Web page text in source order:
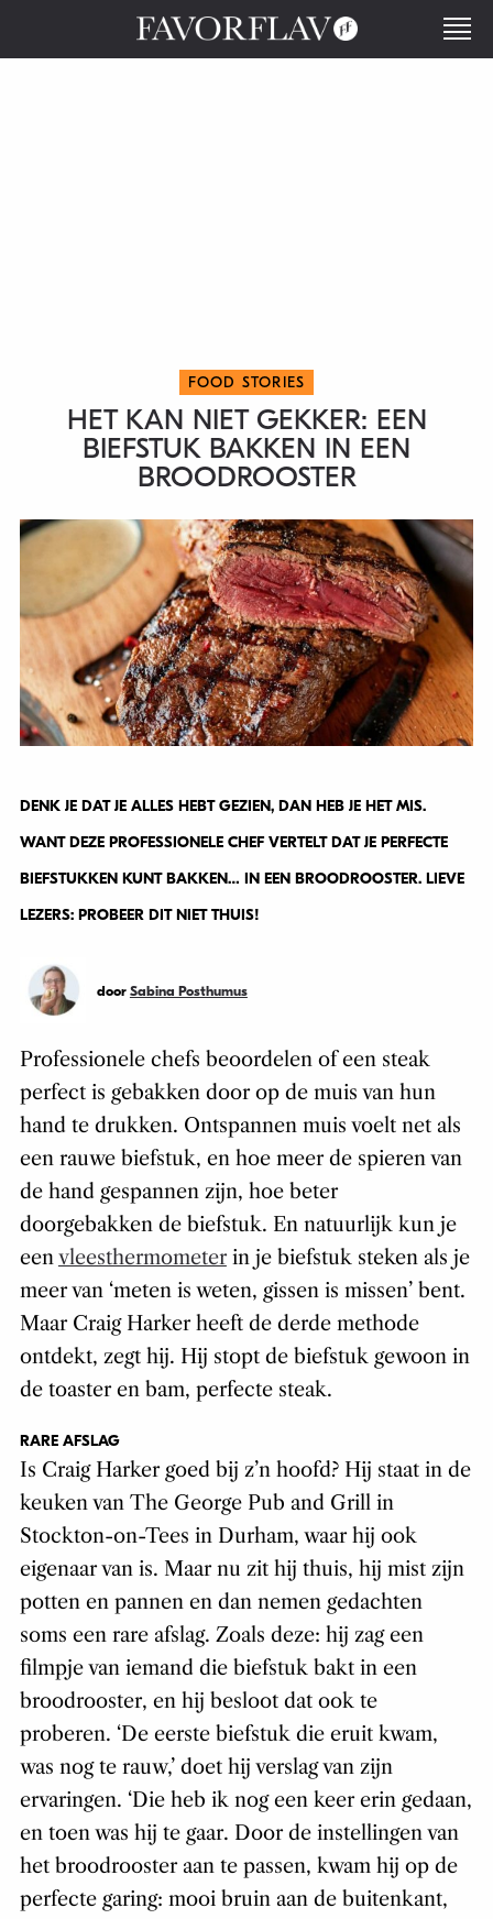
FOOD STORIES
HET KAN NIET GEKKER: EEN
BIEFSTUK BAKKEN IN EEN
BROODROOSTER
DENK JE DAT JE ALLES HEBT GEZIEN, DAN HEB JE HET MIS.
WANT DEZE PROFESSIONELE CHEF VERTELT DAT JE PERFECTE
BIEFSTUKKEN KUNT BAKKEN… IN EEN BROODROOSTER. LIEVE
LEZERS: PROBEER DIT NIET THUIS!
door Sabina Posthumus
Professionele chefs beoordelen of een steak
perfect is gebakken door op de muis van hun
hand te drukken. Ontspannen muis voelt net als
een rauwe biefstuk, en hoe meer de spieren van
de hand gespannen zijn, hoe beter
doorgebakken de biefstuk. En natuurlijk kun je
eenvleesthermometerin je biefstuk steken als je
meer van ‘meten is weten, gissen is missen’ bent.
Maar Craig Harker heeft de derde methode
ontdekt, zegt hij. Hij stopt de biefstuk gewoon in
de toaster en bam, perfecte steak.
RARE AFSLAG
Is Craig Harker goed bij z’n hoofd? Hij staat in de
keuken van The George Pub and Grill in
Stockton-on-Tees in Durham, waar hij ook
eigenaar van is. Maar nu zit hij thuis, hij mist zijn
potten en pannen en dan nemen gedachten
soms een rare afslag. Zoals deze: hij zag een
filmpje van iemand die biefstuk bakt in een
broodrooster, en hij besloot dat ook te
proberen. ‘De eerste biefstuk die eruit kwam,
was nog te rauw,’ doet hij verslag van zijn
ervaringen. ‘Die heb ik nog een keer erin gedaan,
en toen was hij te gaar. Door de instellingen van
het broodrooster aan te passen, kwam hij op de
perfecte garing: mooi bruin aan de buitenkant,